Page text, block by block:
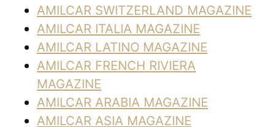
AMILCAR SWITZERLAND MAGAZINE
AMILCAR ITALIA MAGAZINE
AMILCAR LATINO MAGAZINE
AMILCAR FRENCH RIVIERA
MAGAZINE
AMILCAR ARABIA MAGAZINE
AMILCAR ASIA MAGAZINE